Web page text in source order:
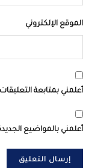
الموقع الإلكتروني
أعلمني بمتابعة
أعلمني بالمواضيع